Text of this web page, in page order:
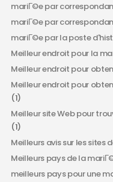
mariГ©e par
mariГ©e par
mariГ©e par la poste
Meilleur endroit pour la
Meilleur endroit pour
Meilleur endroit pour
(1)
Meilleur site Web pour
(1)
Meilleurs avis sur les
Meilleurs pays de la
meilleurs pays pour une